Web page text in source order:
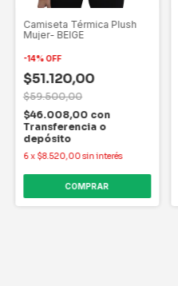
Camiseta Térmica Plush
Mujer- BEIGE
-14%OFF
$51.120,00
$59.500,00
$46.008,00 con
Transferencia o
depósito
6x $8.520,00sin interés
COMPRAR